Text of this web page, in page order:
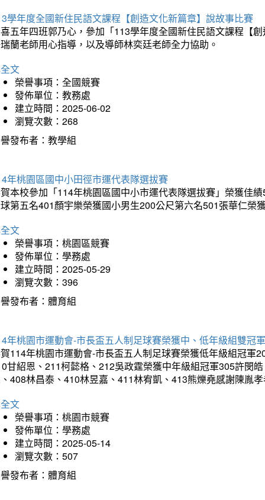
學年度全國新住民語文課程【創造文化新篇章】說故事比賽
五年四班郭乃心，參加「113學年度全國新住民語文課程【
蘭老師用心指導，以及導師林奕廷老師全力協助。
文
榮譽事項：全國競賽
發佈單位：教務處
建立時間：2025-06-02
瀏覽次數：268
發布者：教學組
年桃園區國中小田徑市運代表隊選拔賽
本校參加「114年桃園區國中小市運代表隊選拔賽」榮獲佳
第五名401顏宇樂榮獲國小男生200公尺第六名501張華仁
文
榮譽事項：桃園區競賽
發佈單位：學務處
建立時間：2025-05-29
瀏覽次數：396
發布者：體育組
年桃園市運動會-市長盃五人制足球賽榮獲中、低年級組雙冠軍
114年桃園市運動會-市長盃五人制足球賽榮獲低年級組冠
甘紹恩、211柯懿格、212吳政霆榮獲中年級組冠軍305許閔
408林昌泰、410林昱嘉、411林宥凱、413熊爍堯感謝陳胤
文
榮譽事項：桃園市競賽
發佈單位：學務處
建立時間：2025-05-14
瀏覽次數：507
發布者：體育組